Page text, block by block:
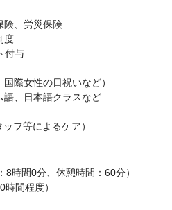
険、労災保険
度
付与
際女性の日祝いなど）
語、日本語クラスなど
フ等によるケア）
8時間0分、休憩時間：60分）
間程度）